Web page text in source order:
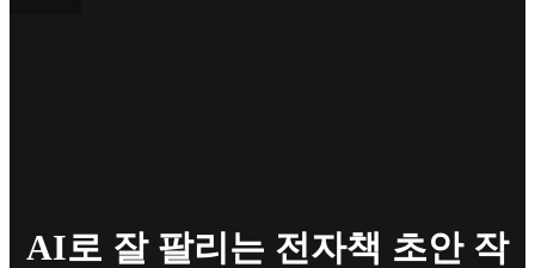
AI로 잘 팔리는 전자책 초안 작